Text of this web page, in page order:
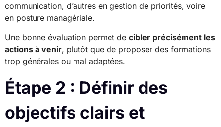
communication, d’autres en gestion de priorités, voire
en posture managériale.
Une bonne évaluation permet de cibler précisément les
actions à venir, plutôt que de proposer des formations
trop générales ou mal adaptées.
Étape 2 : Définir des
objectifs clairs et